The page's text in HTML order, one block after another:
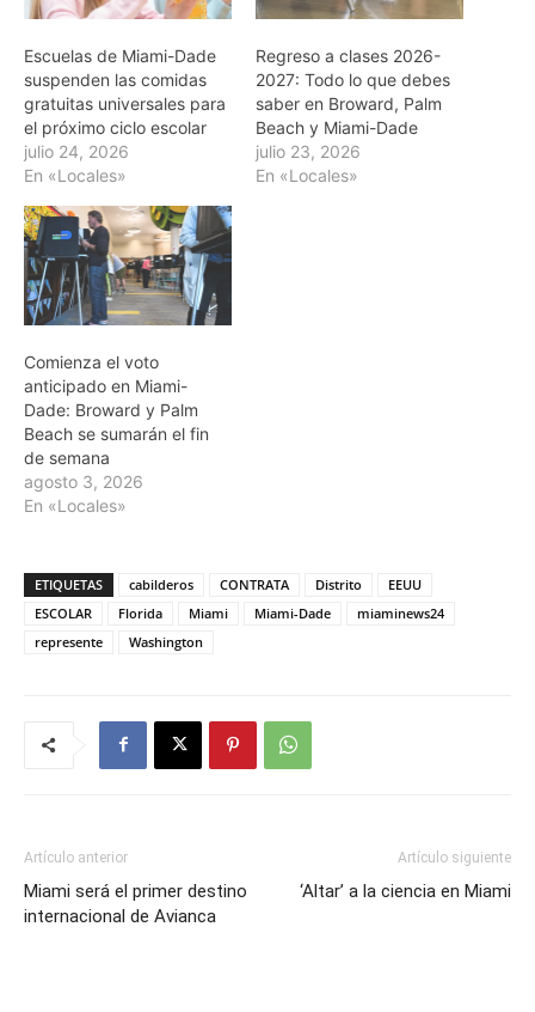
Escuelas de Miami-Dade
suspenden las comidas
gratuitas universales para
el próximo ciclo escolar
julio 24, 2026
En «Locales»
Regreso a clases 2026-
2027: Todo lo que debes
saber en Broward, Palm
Beach y Miami-Dade
julio 23, 2026
En «Locales»
Comienza el voto
anticipado en Miami-
Dade: Broward y Palm
Beach se sumarán el fin
de semana
agosto 3, 2026
En «Locales»
ETIQUETAS cabilderos CONTRATA Distrito
EEUU
ESCOLAR
Florida Miami Miami-Dade
miaminews24
represente
Washington
Artículo anterior
Miami será el primer destino
internacional de Avianca
Artículo siguiente
‘Altar’ a la ciencia en Miami